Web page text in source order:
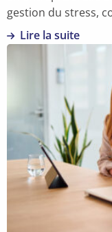
gestion du stress,
Lire la suite
raisons
pour
lesquelles
l’intelligence
émotionnelle